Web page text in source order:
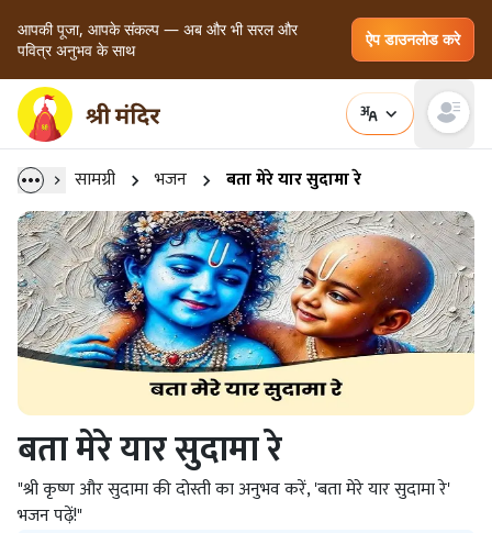
आपकी पूजा, आपके संकल्प — अब और भी सरल और
पवित्र अनुभव के साथ
ऐप डाउनलोड करे
Open
सामग्री भजन बता मेरे यार सुदामा रे
बता मेरे यार सुदामा रे
"श्री कृष्ण और सुदामा की दोस्ती का अनुभव करें, 'बता मेरे यार सुदामा रे'
भजन पढ़ें!"